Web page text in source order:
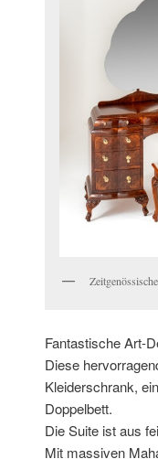
Fantastische Art-
Diese
Kleiderschrank,
Doppelbett.
Die Suite ist aus
Mit massiven